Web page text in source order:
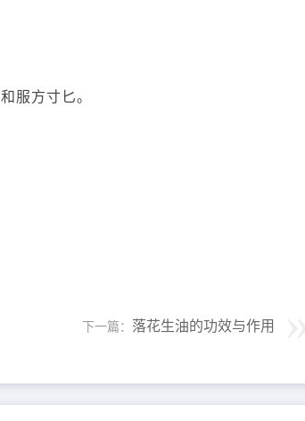
服方寸匕。
下一篇： 落花生油的功效与作用